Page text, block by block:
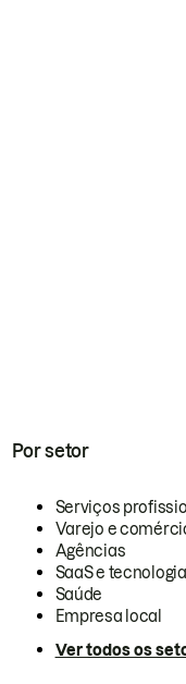
Por setor
Serviços
Varejo e
Agências
SaaS e
Saúde
Empresa local
Ver todos os